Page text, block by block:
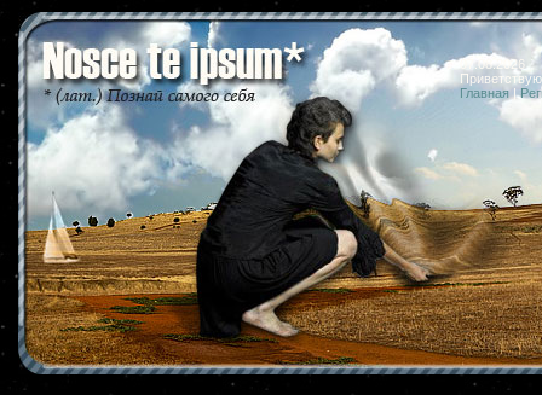
07.08.2026
Главная |